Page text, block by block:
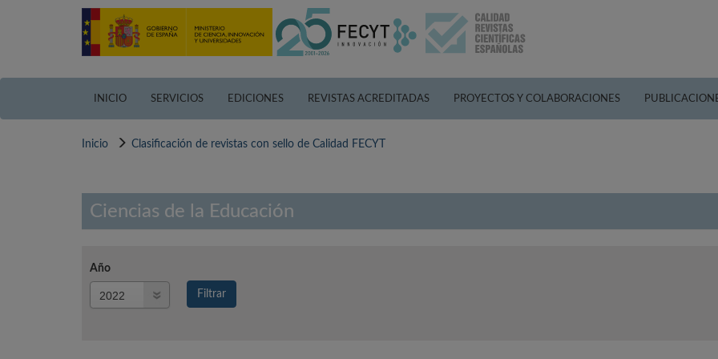
INICIO SERVICIOS EDICIONES REVISTAS ACREDITADAS PROYECTOS Y COLABORACIONES
Inicio Clasificación de revistas con sello de Calidad FECYT
Ciencias de la Educación
Año
Filtrar